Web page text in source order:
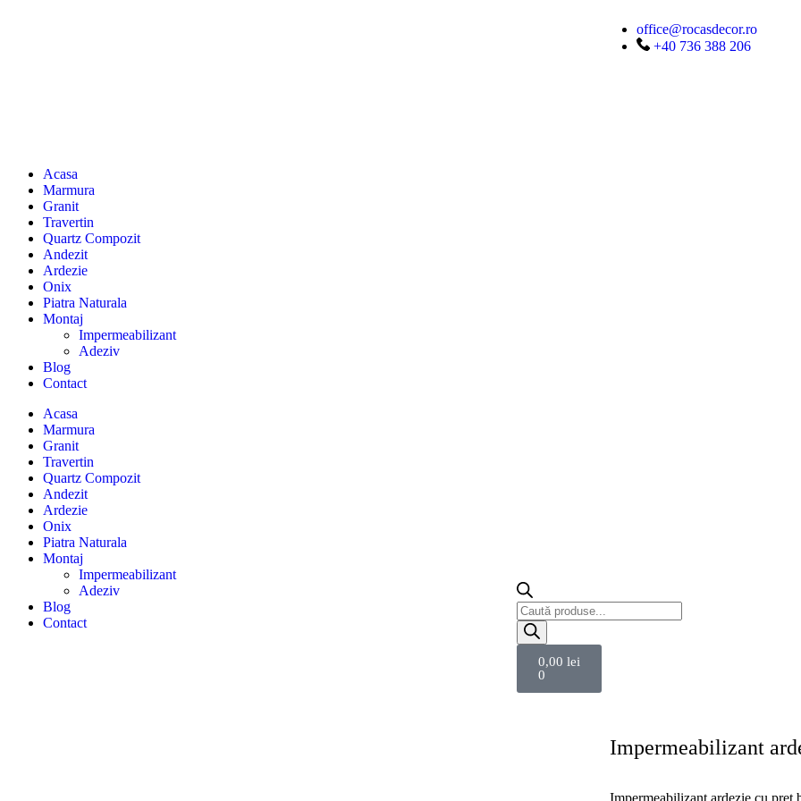
office@rocasdecor.ro
+40 736 388 206
Acasa
Marmura
Granit
Travertin
Quartz Compozit
Andezit
Ardezie
Onix
Piatra Naturala
Montaj
Impermeabilizant
Adeziv
Blog
Contact
Acasa
Marmura
Granit
Travertin
Quartz Compozit
Andezit
Ardezie
Onix
Piatra Naturala
Montaj
Impermeabilizant
Adeziv
Blog
Contact
0,00 lei
0
Impermeabilizant
Impermeabilizant ardezie cu preț